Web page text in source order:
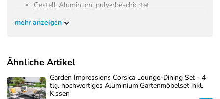
Gestell: Aluminium, pulverbeschichtet
Kissenbezug: Polyester
mehr anzeigen
Ähnliche Artikel
Garden Impressions Corsica Lounge-Dining Set - 4-
tlg. hochwertiges Aluminium Gartenmöbelset inkl.
Kissen